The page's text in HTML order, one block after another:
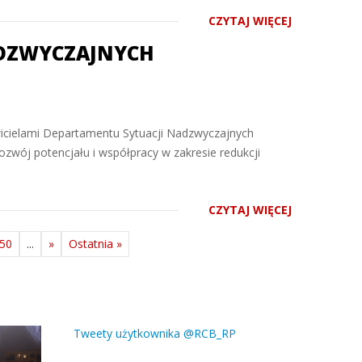
CZYTAJ WIĘCEJ
Departamentu Sytuacji Nadzwyczajnych
potencjału i współpracy w zakresie redukcji
CZYTAJ WIĘCEJ
... » Ostatnia »
Tweety użytkownika @RCB_RP